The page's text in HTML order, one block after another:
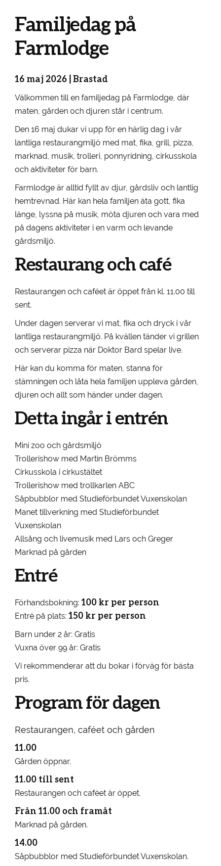
Familjedag på
Farmlodge
16 maj 2026 | Brastad
Välkommen till en familjedag på Farmlodge, där
maten, gården och djuren står i centrum.
Den 16 maj dukar vi upp för en härlig dag i vår
lantliga restaurangmiljö med mat, fika, grill, pizza,
marknad, musik, trolleri, ponnyridning, cirkusskola
och aktiviteter för barn.
Farmlodge är alltid fyllt av djur, gårdsliv och lantlig
hemtrevnad. Här kan hela familjen äta gott, fika
länge, lyssna på musik, möta djuren och vara med
på dagens aktiviteter i en varm och levande
gårdsmiljö.
Restaurang och café
Restaurangen och caféet är öppet från kl. 11.00 till
sent.
Under dagen serverar vi mat, fika och dryck i vår
lantliga restaurangmiljö. På kvällen tänder vi grillen
och serverar pizza när Doktor Bard spelar live.
Här kan du komma för maten, stanna för
stämningen och låta hela familjen uppleva gården,
djuren och allt som händer under dagen.
Detta ingår i entrén
Mini zoo och gårdsmiljö
Trollerishow med Martin Brömms
Cirkusskola i cirkustältet
Trollerishow med trollkarlen ABC
Såpbubblor med Studieförbundet Vuxenskolan
Manet tillverkning med Studieförbundet
Vuxenskolan
Allsång och livemusik med Lars och Greger
Marknad på gården
Entré
Förhandsbokning: 100 kr per person
Entré på plats: 150 kr per person
Barn under 2 år: Gratis
Vuxna över 99 år: Gratis
Vi rekommenderar att du bokar i förväg för bästa
pris.
Program för dagen
Restaurangen, caféet och gården
11.00
Gården öppnar.
11.00 till sent
Restaurangen och caféet är öppet.
Från 11.00 och framåt
Marknad på gården.
14.00
Såpbubblor med Studieförbundet Vuxenskolan.